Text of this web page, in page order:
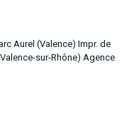
Aurel (Valence) Impr. de
sur-Rhône) Agence